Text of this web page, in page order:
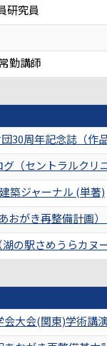
研究員
勤講師
30周年記念誌（作
（セントラルク
築ジャーナル (単著)
おがき再整備計画
の駅さめうらカヌ
大会(関東)学術講